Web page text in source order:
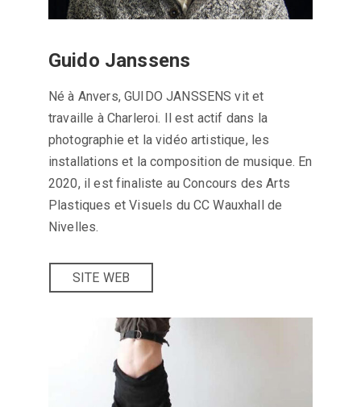
Guido Janssens
Né à Anvers, GUIDO JANSSENS vit et
travaille à Charleroi. Il est actif dans la
photographie et la vidéo artistique, les
installations et la composition de musique. En
2020, il est finaliste au Concours des Arts
Plastiques et Visuels du CC Wauxhall de
Nivelles.
SITE WEB